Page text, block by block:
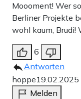
Moooment! Wer
Berliner Projekte
wohl kaum, Brudi!
6
Antworten
hoppe
Melden